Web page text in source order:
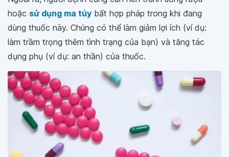
hoặc sử dụng ma túy bất hợp pháp trong khi đang
dùng thuốc này. Chúng có thể làm giảm lợi ích (ví dụ:
làm trầm trọng thêm tình trạng của bạn) và tăng tác
dụng phụ (ví dụ: an thần) của thuốc.